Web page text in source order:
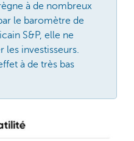
à de nombreux
le baromètre de
S&P, elle ne
les investisseurs.
à de très bas